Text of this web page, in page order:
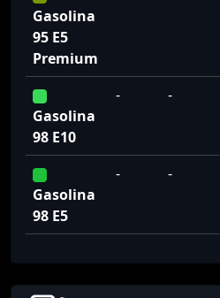
Gasolina
95 E5
Premium
Gasolina
98 E10
- -
Gasolina
98 E5
- -